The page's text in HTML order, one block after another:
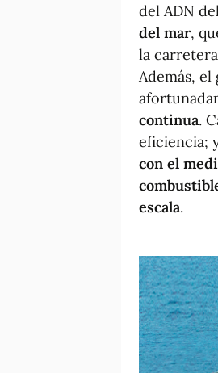
del ADN
del mar,
la
Además,
continua.
eficiencia;
con el
escala.